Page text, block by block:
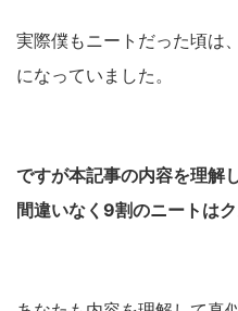
実際僕もニートだった頃は
になっていました。
ですが本記事の内容を理解
間違いなく9割のニートは